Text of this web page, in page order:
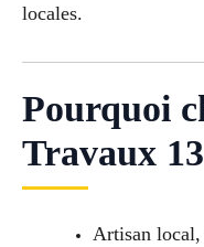
locales.
Pourquoi
Travaux
Artisan